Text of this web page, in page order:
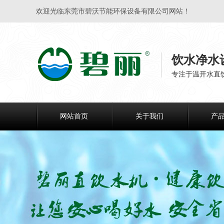
欢迎光临东莞市碧沃节能环保设备有限公司网站！
饮水净水
专注于温开水直
网站首页 关于我们 产